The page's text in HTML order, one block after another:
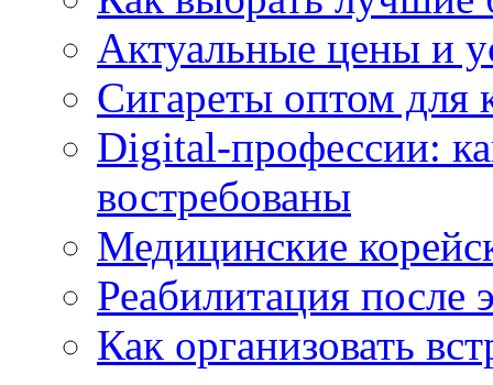
Актуальные цены и
Сигареты оптом для
Digital-профессии:
востребованы
Медицинские
Реабилитация после
Как организовать